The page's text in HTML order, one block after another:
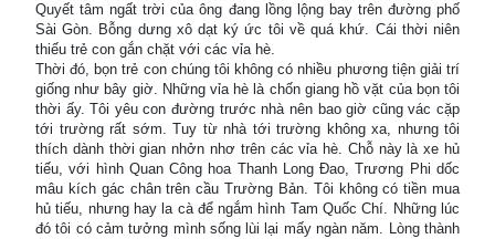
Quyết tâm ngất trời của ông đang lồng lộng bay trên đường phố
Sài Gòn. Bỗng dưng xô dạt ký ức tôi về quá khứ. Cái thời niên
thiếu trẻ con gắn chặt với các vỉa hè.
Thời đó, bọn trẻ con chúng tôi không có nhiều phương tiện giải trí
giống như bây giờ. Những vỉa hè là chốn giang hồ vặt của bọn tôi
thời ấy. Tôi yêu con đường trước nhà nên bao giờ cũng vác cặp
tới trường rất sớm. Tuy từ nhà tới trường không xa, nhưng tôi
thích dành thời gian nhởn nhơ trên các vỉa hè. Chỗ này là xe hủ
tiếu, với hình Quan Công hoa Thanh Long Đao, Trương Phi dốc
mâu kích gác chân trên cầu Trường Bản. Tôi không có tiền mua
hủ tiếu, nhưng hay la cà để ngắm hình Tam Quốc Chí. Những lúc
đó tôi có cảm tưởng mình sống lùi lại mấy ngàn năm. Lòng thành